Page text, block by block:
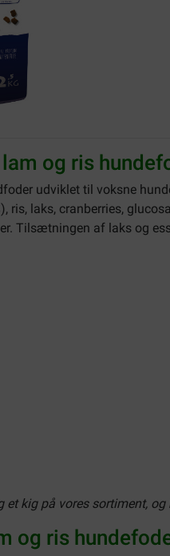
og ris
udviklet til voksne
ris, laks, cranberries,
Tilsætningen af laks og
kig på vores sortiment,
og ris